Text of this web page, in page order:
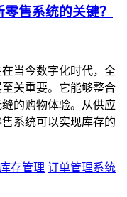
售系统的关键？
当今数字化时代，全
关重要。它能够整合
的购物体验。从供应
系统可以实现库存的
库存管理 订单管理系统